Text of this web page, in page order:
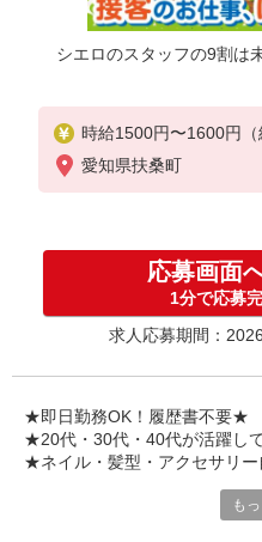
シエロのスタッフの9割は
時給1500円〜1600円（
※残業代支給
★交通費別途支給（規定
入社祝い金10万円支給(
お友達を紹介頂くと,
インセンティブ支給(規
゜・。○。・゜+゜・。
愛知県扶桑町
応募画面
1分で応募
求人応募期間：
★即日勤務OK！履歴書不要★
★20代・30代・40代が活躍し
★ネイル・髪型・アクセサリー
シエロのスタッフは9割が未経
も